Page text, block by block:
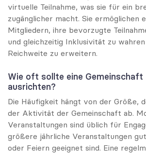
virtuelle Teilnahme, was sie für ein
zugänglicher macht. Sie ermöglichen
Mitgliedern, ihre bevorzugte
und gleichzeitig Inklusivität zu
Reichweite zu erweitern.
Wie oft sollte eine
ausrichten?
Die Häufigkeit hängt von der Größe,
der Aktivität der Gemeinschaft ab.
Veranstaltungen sind üblich für
größere jährliche Veranstaltungen
oder Feiern geeignet sind. Eine